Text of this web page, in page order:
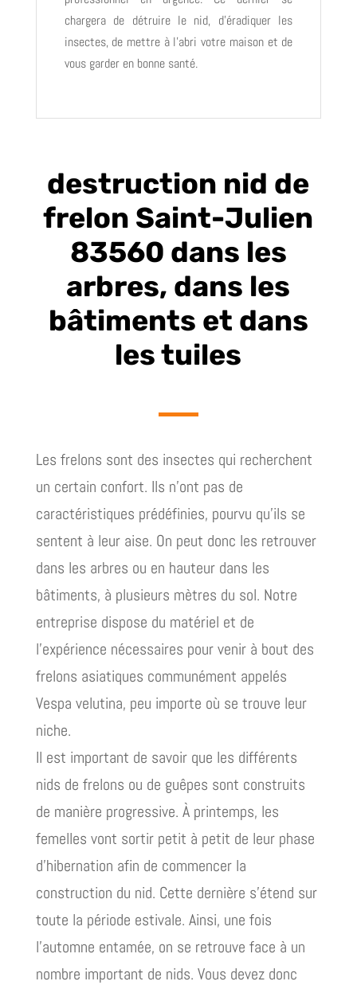
chargera de détruire le nid, d’éradiquer les
insectes, de mettre à l’abri votre maison et de
vous garder en bonne santé.
destruction nid de
frelon Saint-Julien
83560 dans les
arbres, dans les
bâtiments et dans
les tuiles
Les frelons sont des insectes qui recherchent
un certain confort. Ils n’ont pas de
caractéristiques prédéfinies, pourvu qu’ils se
sentent à leur aise. On peut donc les retrouver
dans les arbres ou en hauteur dans les
bâtiments, à plusieurs mètres du sol. Notre
entreprise dispose du matériel et de
l’expérience nécessaires pour venir à bout des
frelons asiatiques communément appelés
Vespa velutina, peu importe où se trouve leur
niche.
Il est important de savoir que les différents
nids de frelons ou de guêpes sont construits
de manière progressive. À printemps, les
femelles vont sortir petit à petit de leur phase
d’hibernation afin de commencer la
construction du nid. Cette dernière s’étend sur
toute la période estivale. Ainsi, une fois
l’automne entamée, on se retrouve face à un
nombre important de nids. Vous devez donc